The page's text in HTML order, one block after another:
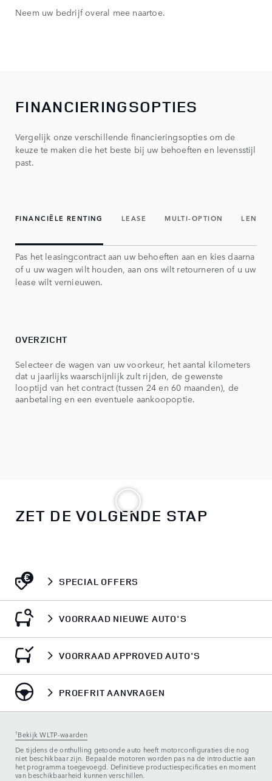
Neem uw bedrijf overal mee naartoe.
FINANCIERINGSOPTIES
Vergelijk onze verschillende financieringsopties om de
keuze te maken die het beste bij uw behoeften en levensstijl
past.
FINANCIËLE RENTING LEASE MULTI-OPTION
Pas het leasingcontract aan uw behoeften aan en kies daarna
of u uw wagen wilt houden, aan ons wilt retourneren of u uw
lease wilt vernieuwen.
OVERZICHT
Selecteer de wagen van uw voorkeur, het aantal kilometers
dat u jaarlijks waarschijnlijk zult rijden, de gewenste
looptijd van het contract (tussen 24 en 60 maanden), de
aanbetaling en een eventuele aankoopoptie.
ZET DE VOLGENDE STAP
SPECIAL OFFERS
VOORRAAD NIEUWE AUTO'S
VOORRAAD APPROVED AUTO'S
PROEFRIT AANVRAGEN
†Bekijk WLTP-waarden
De tijdens de onthulling getoonde auto heeft motorconfiguraties die nog
niet beschikbaar zijn. Bepaalde motoren worden pas na de introductie aan
het programma toegevoegd. Definitieve productiespecificaties en moment
van beschikbaarheid kunnen verschillen.